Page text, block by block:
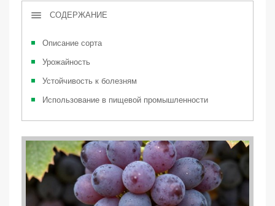
СОДЕРЖАНИЕ
Описание сорта
Урожайность
Устойчивость к болезням
Использование в пищевой промышленности